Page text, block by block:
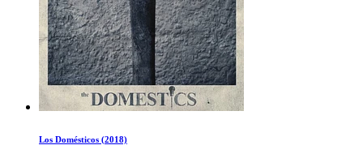
Los Domésticos (2018)